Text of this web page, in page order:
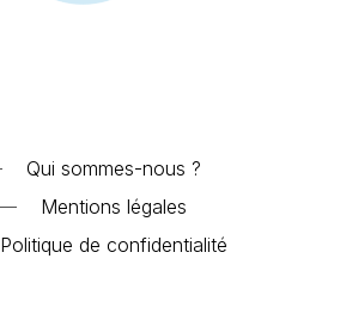
Qui sommes-nous ?
Mentions légales
Politique de confidentialité